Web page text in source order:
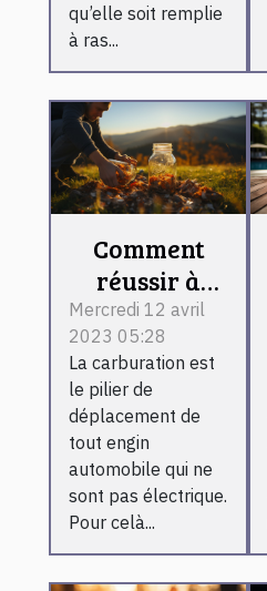
qu’elle soit remplie
à ras...
Comment
réussir à
effectuer son
plein
d'essence
sans pour
autant
perdre du
temps ?
Mercredi 12 avril
2023 05:28
La carburation est
le pilier de
déplacement de
tout engin
automobile qui ne
sont pas électrique.
Pour celà...